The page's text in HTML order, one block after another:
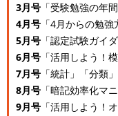
3月号 「受験勉強の年
4月号 「4月からの勉強
5月号 「認定試験ガイ
6月号 「活用しよう！
7月号 「統計」「分類
8月号 「暗記効率化マ
9月号 「活用しよう！